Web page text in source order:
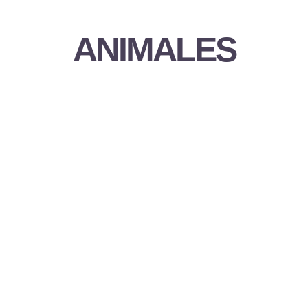
ANIMALES